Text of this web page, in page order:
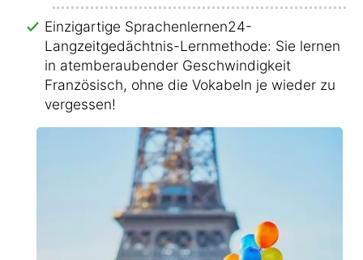
Einzigartige Sprachenlernen24-
Langzeitgedächtnis-Lernmethode: Sie lernen
in atemberaubender Geschwindigkeit
Französisch, ohne die Vokabeln je wieder zu
vergessen!